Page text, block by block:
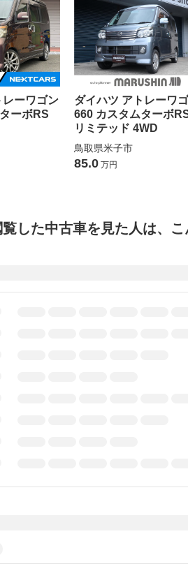
レーワゴン
ーボRS
ダイハツ アトレーワ
660 カスタムターボ
リミテッド 4WD
鳥取県米子市
85.0 万円
した中古車を見た人は、